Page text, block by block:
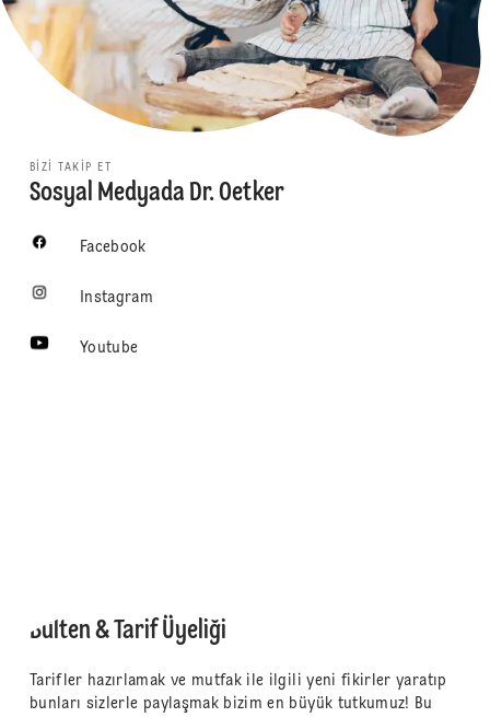
BIZI TAKIP ET
Sosyal Medyada Dr. Oetker
Facebook
Instagram
Youtube
Bülten & Tarif Üyeliği
Tarifler hazırlamak ve mutfak ile ilgili yeni fikirler yaratıp
bunları sizlerle paylaşmak bizim en büyük tutkumuz! Bu